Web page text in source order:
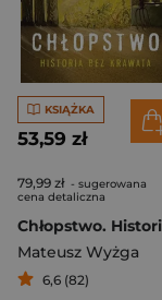
KSIĄŻKA
53,59 zł
79,99 zł - sugerowana
cena detaliczna
Mateusz Wyżga
6,6 (82)